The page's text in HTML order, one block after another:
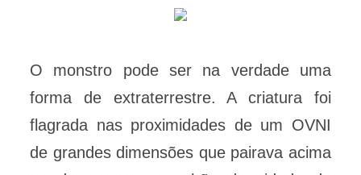
O monstro pode ser na verdade uma
forma de extraterrestre. A criatura foi
flagrada nas proximidades de um OVNI
de grandes dimensões que pairava acima